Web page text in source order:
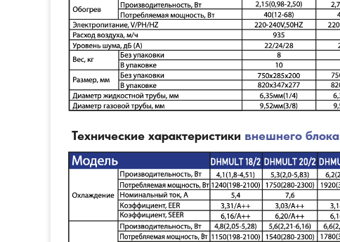
Технические характеристики внешнего блока